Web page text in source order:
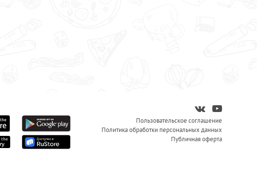
Пользовательское соглашение
Политика обработки персональных данных
Публичная оферта